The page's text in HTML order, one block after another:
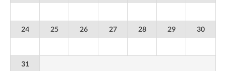
24 25 26 27 28 29 30
31